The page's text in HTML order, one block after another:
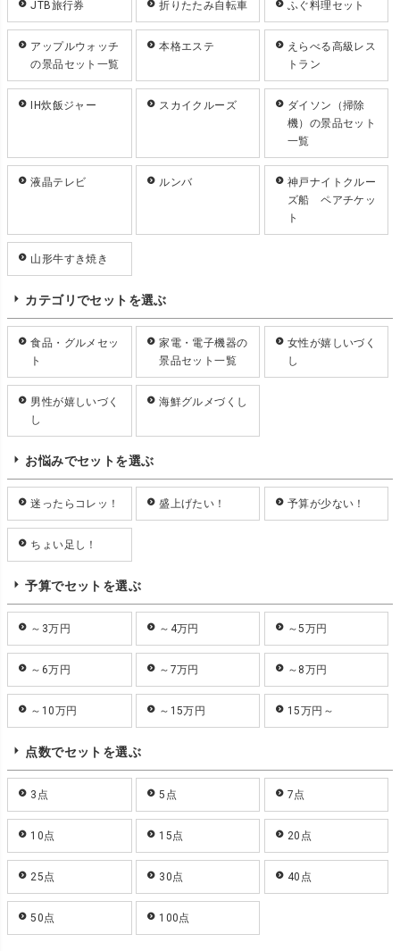
JTB旅行券 折りたたみ自転車 ふぐ料理セット
アップルウォッチ
の景品セット一覧
本格エステ
えらべる高級レス
トラン
IH炊飯ジャー スカイクルーズ
ダイソン（掃除
機）の景品セット
一覧
液晶テレビ ルンバ
神戸ナイトクルー
ズ船 ペアチケッ
ト
山形牛すき焼き
カテゴリでセットを選ぶ
食品・グルメセッ
ト
家電・電子機器の
景品セット一覧
女性が嬉しいづく
し
男性が嬉しいづく
し
海鮮グルメづくし
お悩みでセットを選ぶ
迷ったらコレッ！ 盛上げたい！ 予算が少ない！
ちょい足し！
予算でセットを選ぶ
～3万円 ～4万円 ～5万円
～6万円 ～7万円 ～8万円
～10万円 ～15万円 15万円～
点数でセットを選ぶ
3点 5点 7点
10点 15点 20点
25点 30点 40点
50点 100点